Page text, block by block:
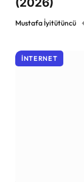
Mustafa İyitütüncü
İNTERNET